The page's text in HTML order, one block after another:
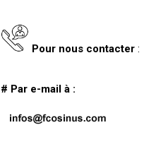
Pour nous contacter:
# Par e-mail à :